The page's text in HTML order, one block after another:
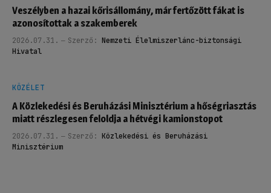
Veszélyben a hazai kőrisállomány, már fertőzött fákat is
azonosítottak a szakemberek
2026.07.31. Szerző: Nemzeti Élelmiszerlánc-biztonsági
Hivatal
KÖZÉLET
A Közlekedési és Beruházási Minisztérium a hőségriasztás
miatt részlegesen feloldja a hétvégi kamionstopot
2026.07.31. Szerző: Közlekedési és Beruházási
Minisztérium